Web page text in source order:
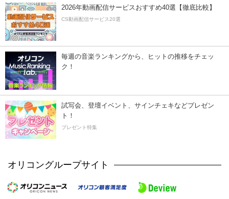
2026年動画配信サービスおすすめ40選【徹底比較】
CS動画配信サービス20選
毎週の音楽ランキングから、ヒットの推移をチェッ
ク！
試写会、登壇イベント、サインチェキなどプレゼン
ト！
プレゼント特集
オリコングループサイト